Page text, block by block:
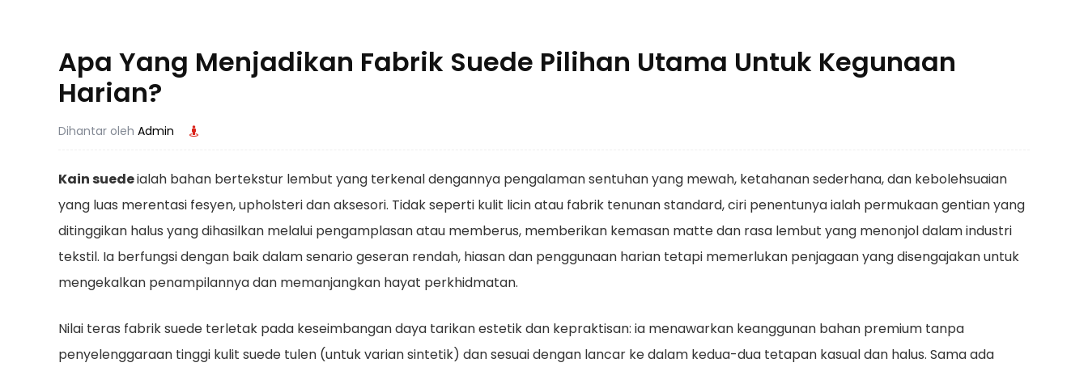
Apa Yang Menjadikan Fabrik Suede Pilihan Utama Untuk Kegunaan
Harian?
Dihantar oleh Admin
Kain suedeialah bahan bertekstur lembut yang terkenal dengannya pengalaman sentuhan yang mewah, ketahanan sederhana, dan kebolehsuaian
yang luas merentasi fesyen, upholsteri dan aksesori. Tidak seperti kulit licin atau fabrik tenunan standard, ciri penentunya ialah permukaan gentian yang
ditinggikan halus yang dihasilkan melalui pengamplasan atau memberus, memberikan kemasan matte dan rasa lembut yang menonjol dalam industri
tekstil. Ia berfungsi dengan baik dalam senario geseran rendah, hiasan dan penggunaan harian tetapi memerlukan penjagaan yang disengajakan untuk
mengekalkan penampilannya dan memanjangkan hayat perkhidmatan.
Nilai teras fabrik suede terletak pada keseimbangan daya tarikan estetik dan kepraktisan: ia menawarkan keanggunan bahan premium tanpa
penyelenggaraan tinggi kulit suede tulen (untuk varian sintetik) dan sesuai dengan lancar ke dalam kedua-dua tetapan kasual dan halus. Sama ada